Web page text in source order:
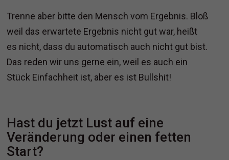
Trenne aber bitte den Mensch vom Ergebnis. Bloß
weil das erwartete Ergebnis nicht gut war, heißt
es nicht, dass du automatisch auch nicht gut bist.
Das reden wir uns gerne ein, weil es auch ein
Stück Einfachheit ist, aber es ist Bullshit!
Hast du jetzt Lust auf eine
Veränderung oder einen fetten
Start?